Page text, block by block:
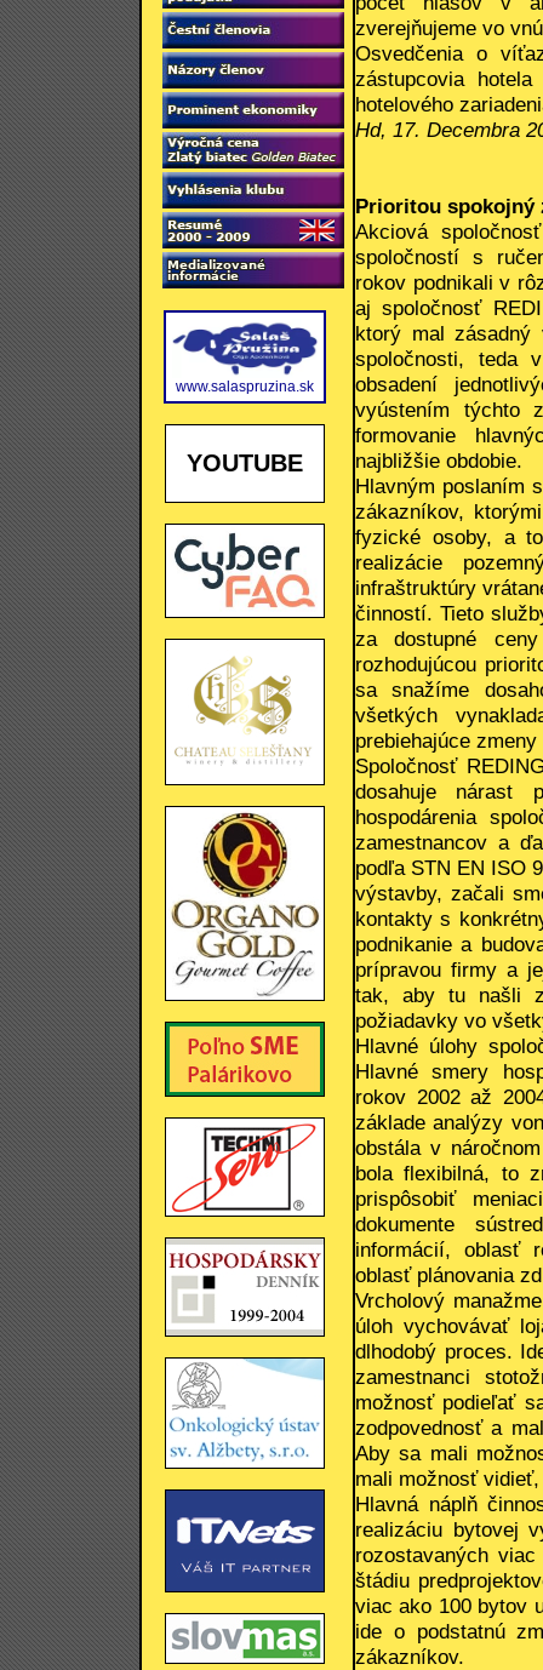
www.salaspruzina.sk
YOUTUBE
zverejňujeme vo
Osvedčenia o
zástupcovia
hotelového
Hd, 17. Decembra
Prioritou spokojný
Akciová
spoločností s
rokov podnikali v
aj spoločnosť
ktorý mal zásadný
spoločnosti, teda
obsadení
vyústením týchto
formovanie
najbližšie obdobie.
Hlavným poslaním
zákazníkov,
fyzické osoby, a
realizácie
infraštruktúry
činností. Tieto
za dostupné
rozhodujúcou
sa snažíme
všetkých
prebiehajúce
Spoločnosť
dosahuje nárast
hospodárenia
zamestnancov a
podľa STN EN ISO
výstavby, začali
kontakty s
podnikanie a
prípravou firmy a
tak, aby tu našli
požiadavky vo
Hlavné úlohy
Hlavné smery
rokov 2002 až
základe analýzy
obstála v
bola flexibilná, to
prispôsobiť
dokumente
informácií, oblasť
oblasť plánovania
Vrcholový
úloh vychovávať
dlhodobý proces.
zamestnanci
možnosť podieľať
zodpovednosť a
Aby sa mali
mali možnosť
Hlavná náplň
realizáciu bytovej
rozostavaných
štádiu
viac ako 100 bytov
ide o podstatnú
zákazníkov.